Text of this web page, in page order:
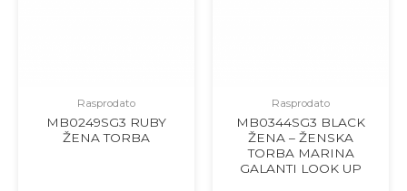
Rasprodato
MB0249SG3 RUBY
ŽENA TORBA
Rasprodato
MB0344SG3 BLACK
ŽENA – ŽENSKA
TORBA MARINA
GALANTI LOOK UP